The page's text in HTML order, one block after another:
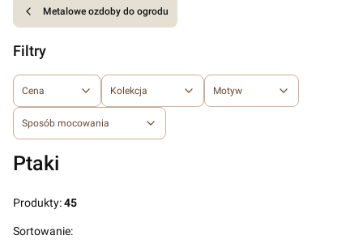
Metalowe ozdoby do ogrodu
Filtry
Cena Kolekcja Motyw
Sposób mocowania
Koniec filtrów
Ptaki
Produkty:45
Lista produktów
Sortowanie: